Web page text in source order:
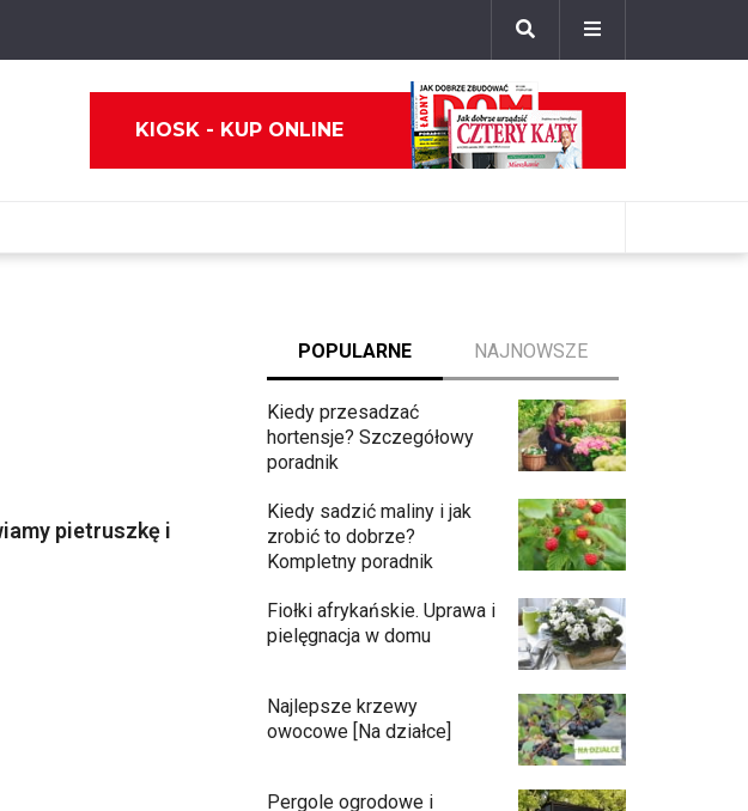
KIOSK - KUP ONLINE
pietruszkę i
POPULARNE NAJNOWSZE
Kiedy przesadzać
hortensje? Szczegółowy
poradnik
Kiedy sadzić maliny i jak
zrobić to dobrze?
Kompletny poradnik
Fiołki afrykańskie. Uprawa i
pielęgnacja w domu
Najlepsze krzewy
owocowe [Na działce]
Pergole ogrodowe i